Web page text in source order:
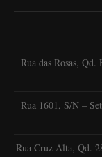
Rua das Rosas,
Rua 1601, S/N –
Rua Cruz Alta, Qd.